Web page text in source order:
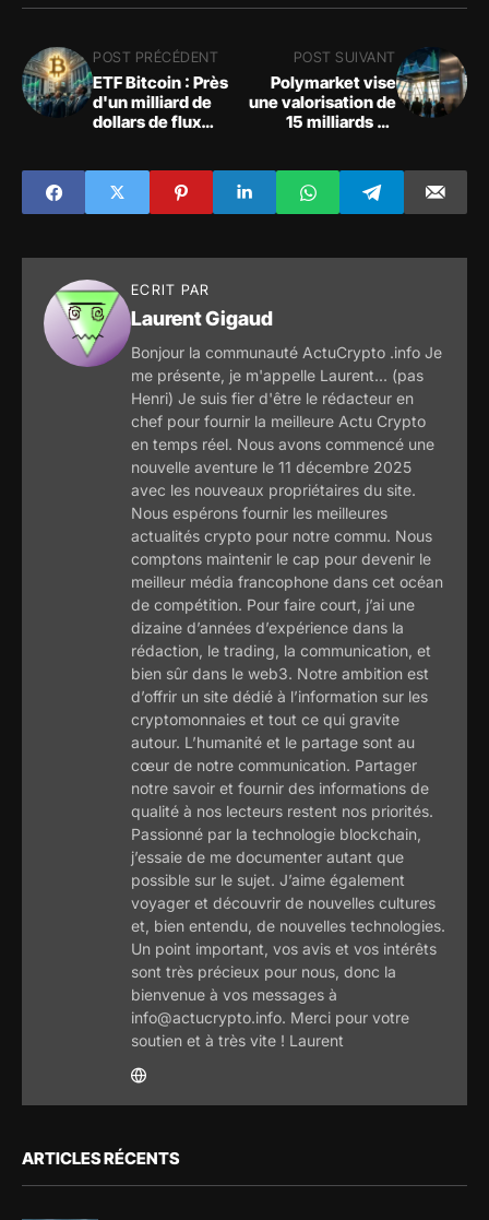
POST PRÉCÉDENT
ETF Bitcoin : Près
d'un milliard de
dollars de flux
POST SUIVANT
Polymarket vise
une valorisation de
15 milliards de
fonds
ECRIT PAR
Laurent Gigaud
Bonjour la communauté ActuCrypto .info Je
me présente, je m'appelle Laurent... (pas
Henri) Je suis fier d'être le rédacteur en
chef pour fournir la meilleure Actu Crypto
en temps réel. Nous avons commencé une
nouvelle aventure le 11 décembre 2025
avec les nouveaux propriétaires du site.
Nous espérons fournir les meilleures
actualités crypto pour notre commu. Nous
comptons maintenir le cap pour devenir le
meilleur média francophone dans cet océan
de compétition. Pour faire court, j’ai une
dizaine d’années d’expérience dans la
rédaction, le trading, la communication, et
bien sûr dans le web3. Notre ambition est
d’offrir un site dédié à l’information sur les
cryptomonnaies et tout ce qui gravite
autour. L’humanité et le partage sont au
cœur de notre communication. Partager
notre savoir et fournir des informations de
qualité à nos lecteurs restent nos priorités.
Passionné par la technologie blockchain,
j’essaie de me documenter autant que
possible sur le sujet. J’aime également
voyager et découvrir de nouvelles cultures
et, bien entendu, de nouvelles technologies.
Un point important, vos avis et vos intérêts
sont très précieux pour nous, donc la
bienvenue à vos messages à
info@actucrypto.info. Merci pour votre
soutien et à très vite ! Laurent
ARTICLES RÉCENTS